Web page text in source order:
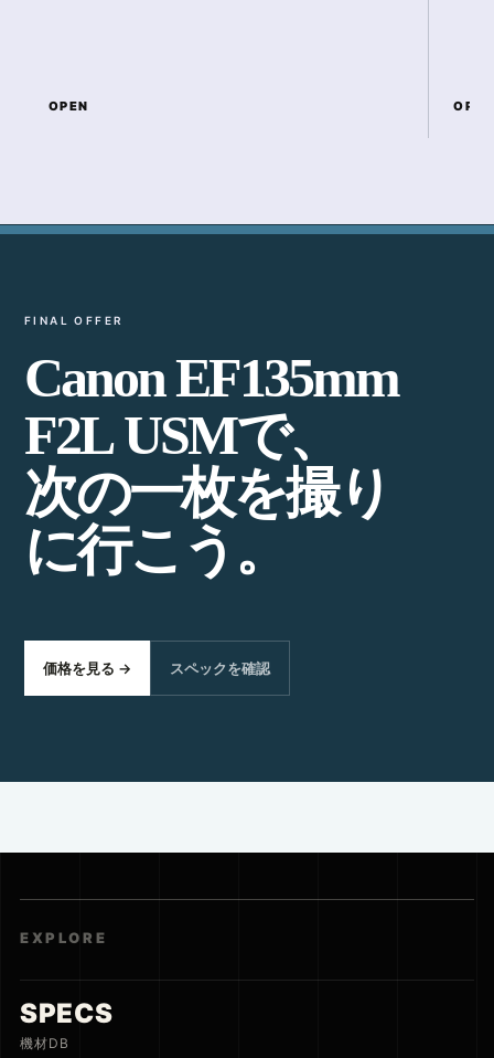
OPEN OPEN
FINAL OFFER
CanonEF135mm
F2LUSMで、
次の一枚を撮り
に行こ う 。
価格を見る → スペックを確認
EXPLORE
SPECS
機材DB